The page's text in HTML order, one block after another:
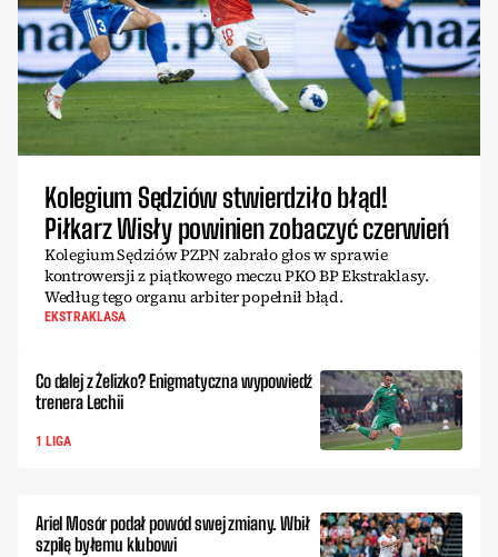
Kolegium Sędziów stwierdziło błąd!
Piłkarz Wisły powinien zobaczyć czerwień
Kolegium Sędziów PZPN zabrało głos w sprawie
kontrowersji z piątkowego meczu PKO BP Ekstraklasy.
Według tego organu arbiter popełnił błąd.
EKSTRAKLASA
Co dalej z Żelizko? Enigmatyczna wypowiedź
trenera Lechii
1 LIGA
Ariel Mosór podał powód swej zmiany. Wbił
szpilę byłemu klubowi